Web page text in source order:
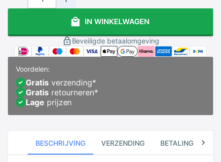
IN WINKELWAGEN
Beveiligde betaalomgeving
Voordelen:
Gratisverzending*
Gratisretourneren*
Lage prijzen
BESCHRIJVING VERZENDING BETALING